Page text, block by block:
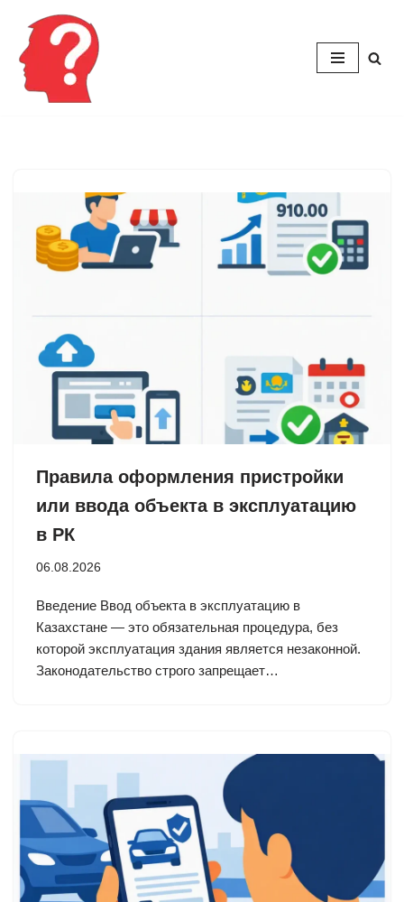
Перейти
содержимому
Правила оформления пристройки
или ввода объекта в эксплуатацию
в РК
06.08.2026
Введение Ввод объекта в эксплуатацию в
Казахстане — это обязательная процедура, без
которой эксплуатация здания является незаконной.
Законодательство строго запрещает…